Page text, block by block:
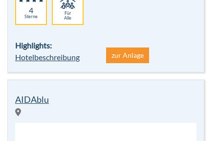
4
Sterne
Für
Alle
Highlights:
Hotelbeschreibung
zur Anlage
AIDAblu